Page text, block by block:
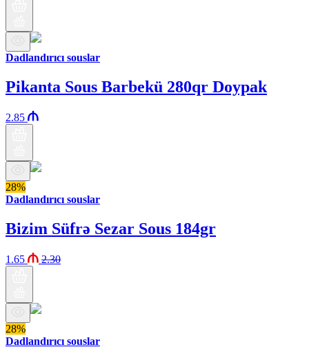
Dadlandırıcı souslar
Pikanta Sous Barbekü 280qr Doypak
2.85
28%
Dadlandırıcı souslar
Bizim Süfrə Sezar Sous 184gr
1.65 2.30
28%
Dadlandırıcı souslar